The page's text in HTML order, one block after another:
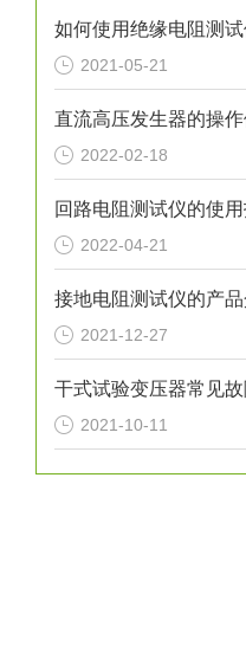
如何使用绝缘电阻测试
2021-05-21
直流高压发生器的操作
2022-02-18
回路电阻测试仪的使
2022-04-21
接地电阻测试仪的产
2021-12-27
干式试验变压器常见
2021-10-11